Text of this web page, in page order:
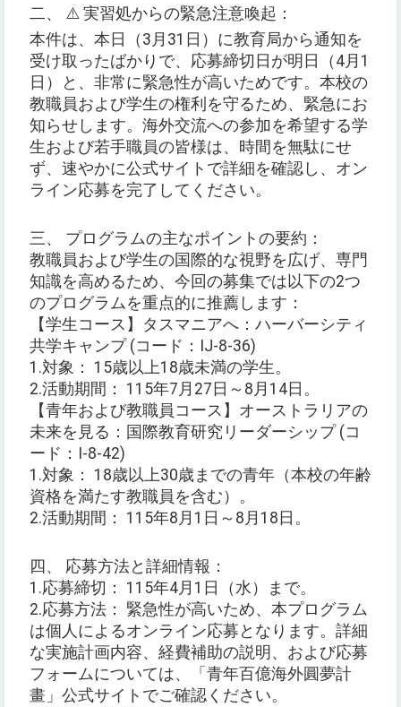
二、 ⚠️ 実習処からの緊急注意喚起：
本件は、本日（3月31日）に教育局から通知を
受け取ったばかりで、応募締切日が明日（4月1
日）と、非常に緊急性が高いためです。本校の
教職員および学生の権利を守るため、緊急にお
知らせします。海外交流への参加を希望する学
生および若手職員の皆様は、時間を無駄にせ
ず、速やかに公式サイトで詳細を確認し、オン
ライン応募を完了してください。
三、 プログラムの主なポイントの要約：
教職員および学生の国際的な視野を広げ、専門
知識を高めるため、今回の募集では以下の2つ
のプログラムを重点的に推薦します：
【学生コース】タスマニアへ：ハーバーシティ
共学キャンプ (コード：IJ-8-36)
1.対象： 15歳以上18歳未満の学生。
2.活動期間： 115年7月27日～8月14日。
【青年および教職員コース】オーストラリアの
未来を見る：国際教育研究リーダーシップ (コ
ード：I-8-42)
1.対象： 18歳以上30歳までの青年（本校の年齢
資格を満たす教職員を含む）。
2.活動期間： 115年8月1日～8月18日。
四、 応募方法と詳細情報：
1.応募締切： 115年4月1日（水）まで。
2.応募方法： 緊急性が高いため、本プログラム
は個人によるオンライン応募となります。詳細
な実施計画内容、経費補助の説明、および応募
フォームについては、「青年百億海外圓夢計
畫」公式サイトでご確認ください。